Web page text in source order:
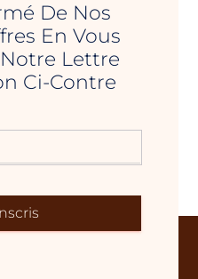
De Nos
En Vous
Lettre
Ci-Contre